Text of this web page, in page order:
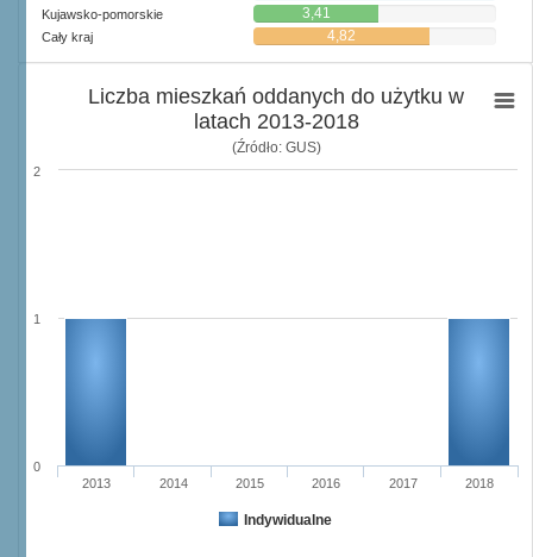
Kujawsko-pomorskie 3,41
Cały kraj 4,82
Liczba mieszkań oddanych do użytku w
latach 2013-2018
(Źródło: GUS)
Indywidualne
2013 2014 2015 2016 2017 2018
0
1
2